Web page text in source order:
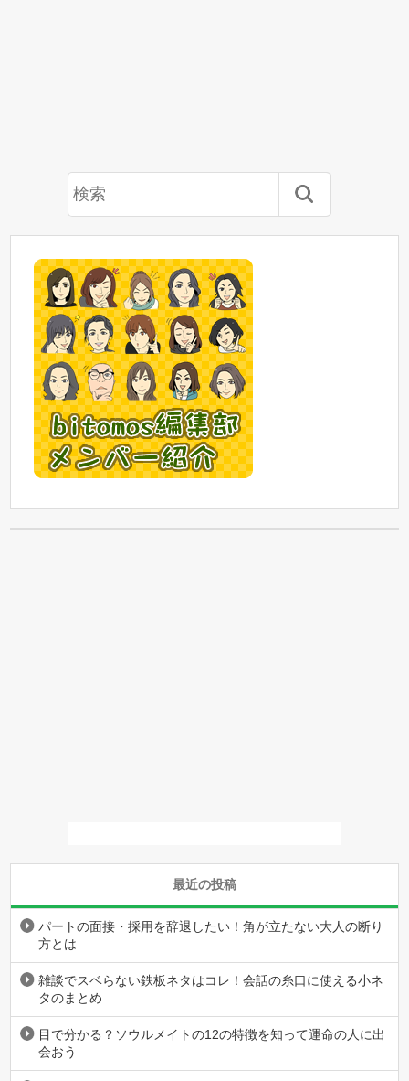
最近の投稿
パートの面接・採用を辞退したい！角が立たない大人の断り
方とは
雑談でスベらない鉄板ネタはコレ！会話の糸口に使える小ネ
タのまとめ
目で分かる？ソウルメイトの12の特徴を知って運命の人に出
会おう